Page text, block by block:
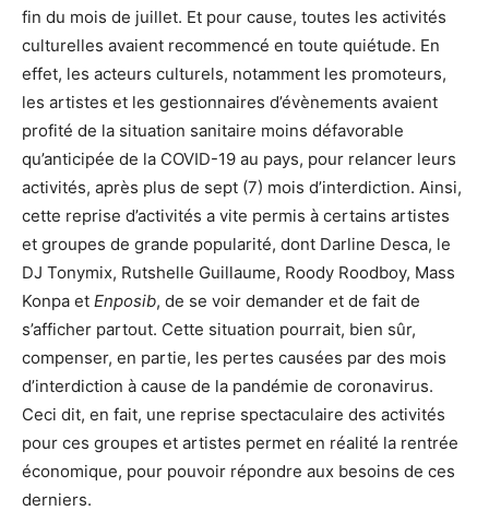
fin du mois de juillet. Et pour cause, toutes les activités
culturelles avaient recommencé en toute quiétude. En
effet, les acteurs culturels, notamment les promoteurs,
les artistes et les gestionnaires d’évènements avaient
profité de la situation sanitaire moins défavorable
qu’anticipée de la COVID-19 au pays, pour relancer leurs
activités, après plus de sept (7) mois d’interdiction. Ainsi,
cette reprise d’activités a vite permis à certains artistes
et groupes de grande popularité, dont Darline Desca, le
DJ Tonymix, Rutshelle Guillaume, Roody Roodboy, Mass
Konpa et Enposib, de se voir demander et de fait de
s’afficher partout. Cette situation pourrait, bien sûr,
compenser, en partie, les pertes causées par des mois
d’interdiction à cause de la pandémie de coronavirus.
Ceci dit, en fait, une reprise spectaculaire des activités
pour ces groupes et artistes permet en réalité la rentrée
économique, pour pouvoir répondre aux besoins de ces
derniers.